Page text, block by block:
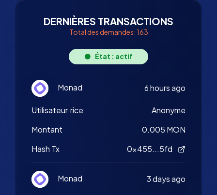
DERNIÈRES TRANSACTIONS
Total des demandes: 163
État : actif
Monad 6 hours ago
Utilisateur·rice
Anonyme
Montant
0.005 MON
Hash Tx
0x455...5fd
Monad 3 days ago